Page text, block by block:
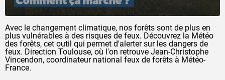
Avec le changement climatique, nos forêts sont de plus en
plus vulnérables à des risques de feux. Découvrez la Météo
des forêts, cet outil qui permet d'alerter sur les dangers de
feux. Direction Toulouse, où l'on retrouve Jean-Christophe
Vincendon, coordinateur national feux de forêts à Météo-
France.